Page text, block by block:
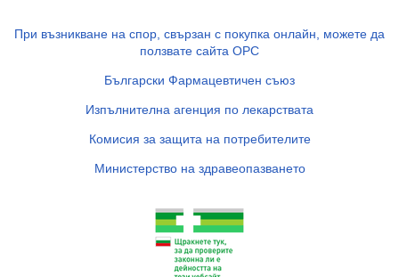
При възникване на спор, свързан с покупка онлайн, можете да
ползвате сайта ОРС
Български Фармацевтичен съюз
Изпълнителна агенция по лекарствата
Комисия за защита на потребителите
Министерство на здравеопазването